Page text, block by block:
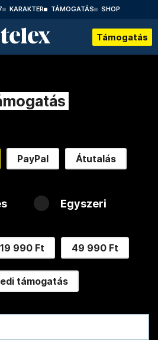
KARAKTER TÁMOGATÁS SHOP
Támogatás
PayPal Átutalás
Egyszeri
19 990 Ft 49 990 Ft
támogatás